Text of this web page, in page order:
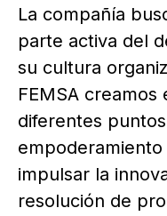
La compañía
parte activa del
su cultura
FEMSA
diferentes
impulsar la
resolución de